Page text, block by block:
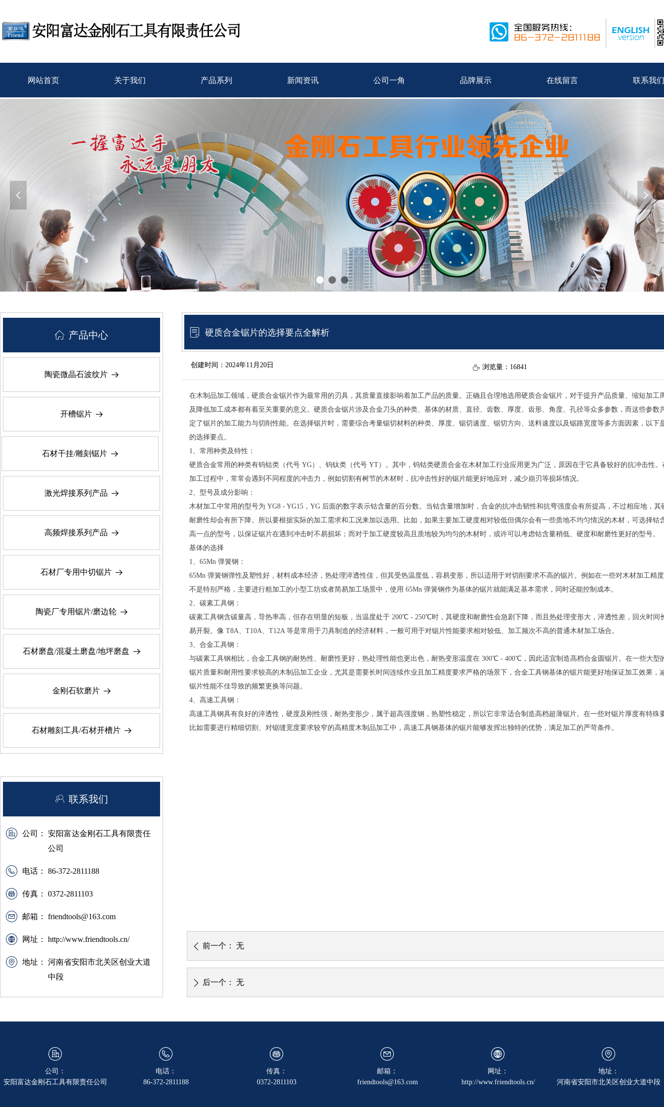
넳 넲
网站首页 关于我们 产品系列 新闻资讯 公司一角 品牌展示 在线留言 联系我们
在木制品加工领域，硬质合金锯片作为最常用的刃具，其质量直接影响着加工产品的质量。正确且合理地选用硬质合金锯片，对于提升产品质量、缩短加工
及降低加工成本都有着至关重要的意义。硬质合金锯片涉及合金刀头的种类、基体的材质、直径、齿数、厚度、齿形、角度、孔径等众多参数，而这些参数
定了锯片的加工能力与切削性能。在选择锯片时，需要综合考量锯切材料的种类、厚度、锯切速度、锯切方向、送料速度以及锯路宽度等多方面因素，以下
的选择要点。
1、常用种类及特性：
硬质合金常用的种类有钨钴类（代号 YG）、钨钛类（代号 YT）。其中，钨钴类硬质合金在木材加工行业应用更为广泛，原因在于它具备较好的抗冲击性。
加工过程中，常常会遇到不同程度的冲击力，例如切割有树节的木材时，抗冲击性好的锯片能更好地应对，减少崩刃等损坏情况。
2、型号及成分影响：
木材加工中常用的型号为 YG8 - YG15，YG 后面的数字表示钴含量的百分数。当钴含量增加时，合金的抗冲击韧性和抗弯强度会有所提高，不过相应地，其
耐磨性却会有所下降。所以要根据实际的加工需求和工况来加以选用。比如，如果主要加工硬度相对较低但偶尔会有一些质地不均匀情况的木材，可选择钴
高一点的型号，以保证锯片在遇到冲击时不易损坏；而对于加工硬度较高且质地较为均匀的木材时，或许可以考虑钴含量稍低、硬度和耐磨性更好的型号。
基体的选择
1、65Mn 弹簧钢：
65Mn 弹簧钢弹性及塑性好，材料成本经济，热处理淬透性佳，但其受热温度低，容易变形，所以适用于对切削要求不高的锯片。例如在一些对木材加工精
不是特别严格，主要进行粗加工的小型工坊或者简易加工场景中，使用 65Mn 弹簧钢作为基体的锯片就能满足基本需求，同时还能控制成本。
2、碳素工具钢：
碳素工具钢含碳量高，导热率高，但存在明显的短板，当温度处于 200℃ - 250℃时，其硬度和耐磨性会急剧下降，而且热处理变形大，淬透性差，回火时间
易开裂。像 T8A、T10A、T12A 等是常用于刀具制造的经济材料，一般可用于对锯片性能要求相对较低、加工频次不高的普通木材加工场合。
3、合金工具钢：
与碳素工具钢相比，合金工具钢的耐热性、耐磨性更好，热处理性能也更出色，耐热变形温度在 300℃ - 400℃，因此适宜制造高档合金圆锯片。在一些大型
锯片质量和耐用性要求较高的木制品加工企业，尤其是需要长时间连续作业且加工精度要求严格的场景下，合金工具钢基体的锯片能更好地保证加工效果，
锯片性能不佳导致的频繁更换等问题。
4、高速工具钢：
高速工具钢具有良好的淬透性，硬度及刚性强，耐热变形少，属于超高强度钢，热塑性稳定，所以它非常适合制造高档超薄锯片。在一些对锯片厚度有特殊
比如需要进行精细切割、对锯缝宽度要求较窄的高精度木制品加工中，高速工具钢基体的锯片能够发挥出独特的优势，满足加工的严苛条件。
创建时间： 2024年11月20日 ꄘ 浏览量：16841
ꀇ 产品中心
陶瓷微晶石波纹片 뀠
开槽锯片 뀠
石材干挂/雕刻锯片 뀠
激光焊接系列产品 뀠
高频焊接系列产品 뀠
石材厂专用中切锯片 뀠
陶瓷厂专用锯片/磨边轮 뀠
石材磨盘/混凝土磨盘/地坪磨盘 뀠
金刚石软磨片 뀠
石材雕刻工具/石材开槽片 뀠
ꁘ 联系我们
公司：
安阳富达金刚石工具有限责任
公司
电话： 86-372-2811188
传真： 0372-2811103
邮箱： friendtools@163.com
网址： http://www.friendtools.cn/
地址：
河南省安阳市北关区创业大道
中段
ꂓ 硬质合金锯片的选择要点全解析
ꄴ 前一个： 无
ꄲ 后一个： 无
公司：
安阳富达金刚石工具有限责任公司
电话：
86-372-2811188
传真：
0372-2811103
邮箱：
friendtools@163.com
网址：
http://www.friendtools.cn/
地址：
河南省安阳市北关区创业大道中段